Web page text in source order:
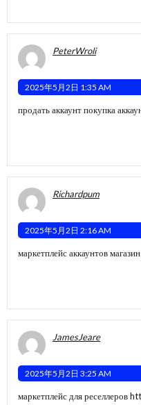
PeterWroli
2025年5月2日 1:35 AM
продать аккаунтпокупка
Richardpum
2025年5月2日 2:16 AM
маркетплейс аккаунтов
JamesJeare
2025年5月2日 3:25 AM
маркетплейс для реселлеров